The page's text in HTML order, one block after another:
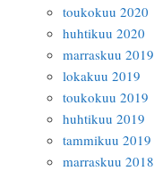
toukokuu 2020
huhtikuu 2020
marraskuu 2019
lokakuu 2019
toukokuu 2019
huhtikuu 2019
tammikuu 2019
marraskuu 2018